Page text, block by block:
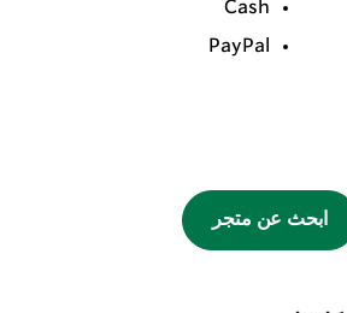
Cash
PayPal
ابحث عن متجر